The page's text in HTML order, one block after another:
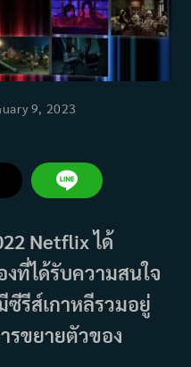
9, 2023
Netflix ได้
งที่ได้รับความสนใจ
รีส์เกาหลีรวมอยู่
รขยายตัวของ